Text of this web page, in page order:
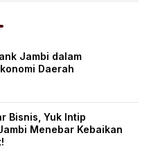
Jambi dalam
Daerah
Bisnis, Yuk Intip
Menebar Kebaikan